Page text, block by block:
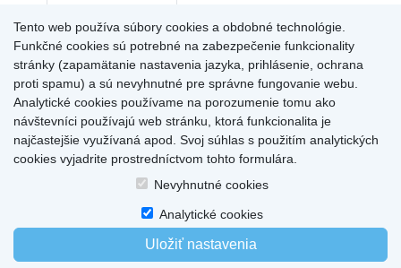
Sektor:- Rad:- Číslo:-
Miesto pre informácie o hrobovom mieste
Produkty a služby |Citáty|O cintorínoch|
Tento web používa súbory cookies a obdobné technológie.
Funkčné cookies sú potrebné na zabezpečenie funkcionality
stránky (zapamätanie nastavenia jazyka, prihlásenie, ochrana
proti spamu) a sú nevyhnutné pre správne fungovanie webu.
Analytické cookies používame na porozumenie tomu ako
návštevníci používajú web stránku, ktorá funkcionalita je
najčastejšie využívaná apod. Svoj súhlas s použitím analytických
cookies vyjadrite prostredníctvom tohto formulára.
Nevyhnutné cookies
Analytické cookies
Uložiť nastavenia